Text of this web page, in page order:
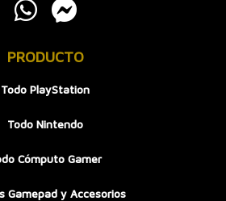
PRODUCTO
Todo PlayStation
Todo Nintendo
Cómputo Gamer
Gamepad y Accesorios